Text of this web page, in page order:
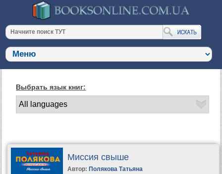
Выбрать язык книг:
Миссия свыше
Автор: Полякова Татьяна